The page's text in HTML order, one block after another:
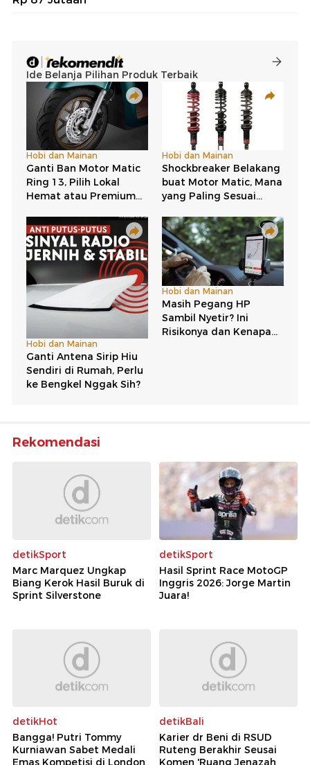
Rekomendasi
detikSport
Marc Marquez Ungkap
Biang Kerok Hasil Buruk di
Sprint Silverstone
detikSport
Hasil Sprint Race MotoGP
Inggris 2026: Jorge Martin
Juara!
detikHot
Bangga! Putri Tommy
Kurniawan Sabet Medali
Emas Kompetisi di London
detikBali
Karier dr Beni di RSUD
Ruteng Berakhir Seusai
Komen 'Ruang Jenazah